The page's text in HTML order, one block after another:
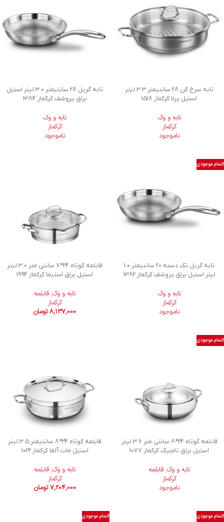
تابه سرخ کن 28 سانتیمتر 3.3 لیتر
استیل پرلا کرکماز 1518
تابه و وک
کرکماز
ناموجود
تابه گریل 28 سانتیمتر 3.0 لیتر استیل
براق پروشف کرکماز 1384
تابه و وک
کرکماز
ناموجود
اتمام موجودی
تابه گریل تک دسته 20 سانتیمتر 1.0
لیتر استیل براق پروشف کرکماز 1382
تابه و وک
کرکماز
ناموجود
قابلمه کوتاه 24*7 سانتی متر 3.0 لیتر
استیل براق استیما کرکماز 1994
تابه و وک, قابلمه
کرکماز
8,137,000 تومان
اتمام موجودی
قابلمه کوتاه 24*8 سانتی متر 3.6 لیتر
استیل براق تامبیک کرکماز 1077
تابه و وک, قابلمه
کرکماز
ناموجود
قابلمه کوتاه 24*8 سانتیمتر 3.5 لیتر
استیل مات آلفا کرکماز 1022
تابه و وک, قابلمه
کرکماز
7,204,000 تومان
اتمام موجودی اتمام موجودی